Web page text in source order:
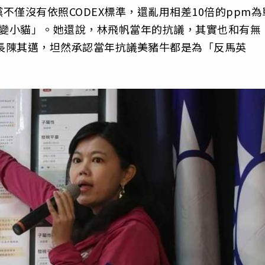
僅沒有依照CODEX標準， 還亂用相差10倍的ppm為
小貓」。她還說， 林飛帆當年的抗議，其實也和有無
陳其邁，坦然承認當年抗議美豬牛都是為「反馬英